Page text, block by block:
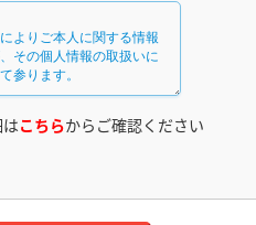
こちらからご確認ください